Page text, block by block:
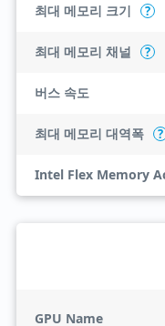
최대 메모리 크기 ?
최대 메모리 채널 ?
버스 속도
최대 메모리 대역폭 ?
GPU Name